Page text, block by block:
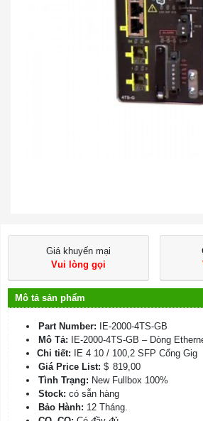
Giá khuyến mại
Vui lòng gọi
Mô tả sản phẩm
Part Number: IE-2000-4TS-GB
Mô Tả: IE-2000-4TS-GB – Dòng
Chi tiết: IE 4 10 / 100,2 SFP Cổng Gig
Giá Price List: $ 819,00
Tình Trạng: New Fullbox 100%
Stock: có sẵn hàng
Bảo Hành: 12 Tháng.